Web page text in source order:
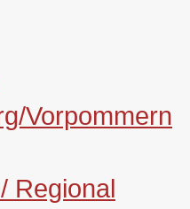
Vorpommern
Regional